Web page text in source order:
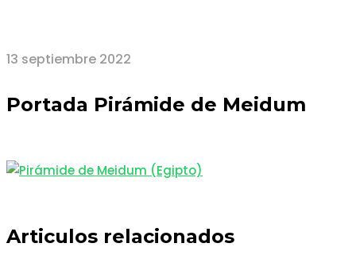
13 septiembre 2022
Portada Pirámide de Meidum
Articulos relacionados